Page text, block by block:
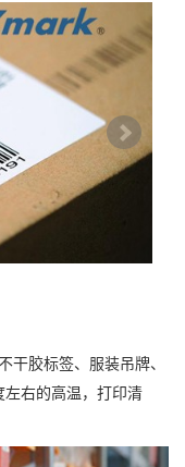
干胶标签、服装吊牌、
右的高温，打印清